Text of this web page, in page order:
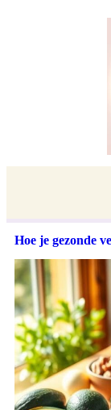
Hoe je gezonde